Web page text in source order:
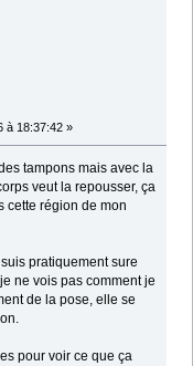
à 18:37:42 »
tampons mais avec la
veut la repousser, ça
cette région de mon
pratiquement sure
ne vois pas comment je
de la pose, elle se
pour voir ce que ça